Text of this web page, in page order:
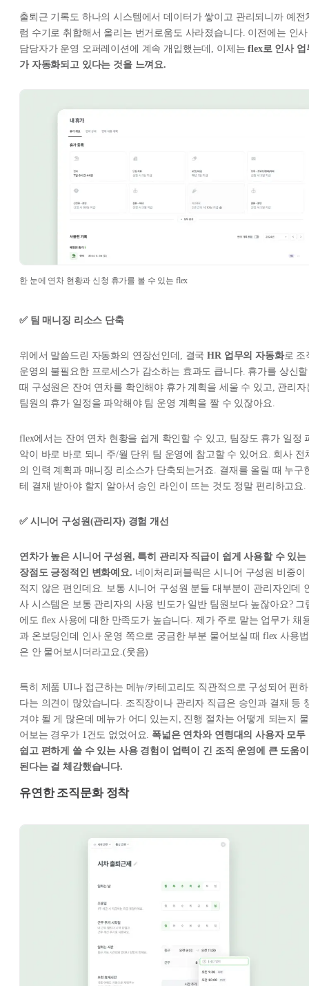
출퇴근 기록도 하나의 시스템에서 데이터가 쌓이고 관리되니까 예전
럼 수기로 취합해서 올리는 번거로움도 사라졌습니다. 이전에는 인사
담당자가 운영 오퍼레이션에 계속 개입했는데, 이제는flex로 인사 업
가 자동화되고 있다는 것을 느껴요.
한 눈에 연차 현황과 신청 휴가를 볼 수 있는 flex
✅ 팀 매니징 리소스 단축
위에서 말씀드린 자동화의 연장선인데, 결국HR 업무의 자동화로 조
운영의 불필요한 프로세스가 감소하는 효과도 큽니다. 휴가를 상신할
때 구성원은 잔여 연차를 확인해야 휴가 계획을 세울 수 있고, 관리자
팀원의 휴가 일정을 파악해야 팀 운영 계획을 짤 수 있잖아요.
flex에서는 잔여 연차 현황을 쉽게 확인할 수 있고, 팀장도 휴가 일정
악이 바로 바로 되니 주/월 단위 팀 운영에 참고할 수 있어요. 회사 전
의 인력 계획과 매니징 리소스가 단축되는거죠. 결재를 올릴 때 누구
테 결재 받아야 할지 알아서 승인 라인이 뜨는 것도 정말 편리하고요.
✅ 시니어 구성원(관리자) 경험 개선
연차가 높은 시니어 구성원, 특히 관리자 직급이 쉽게 사용할 수 있는
장점도 긍정적인 변화예요. 네이처리퍼블릭은 시니어 구성원 비중이
적지 않은 편인데요. 보통 시니어 구성원 분들 대부분이 관리자인데
사 시스템은 보통 관리자의 사용 빈도가 일반 팀원보다 높잖아요? 그
에도 flex 사용에 대한 만족도가 높습니다. 제가 주로 맡는 업무가 채
과 온보딩인데 인사 운영 쪽으로 궁금한 부분 물어보실 때 flex 사용법
은 안 물어보시더라고요.(웃음)
특히 제품 UI나 접근하는 메뉴/카테고리도 직관적으로 구성되어 편하
다는 의견이 많았습니다. 조직장이나 관리자 직급은 승인과 결재 등
겨야 될 게 많은데 메뉴가 어디 있는지, 진행 절차는 어떻게 되는지 물
어보는 경우가 1건도 없었어요. 폭넓은 연차와 연령대의 사용자 모두
쉽고 편하게 쓸 수 있는 사용 경험이 업력이 긴 조직 운영에 큰 도움이
된다는 걸 체감했습니다.
유연한 조직문화 정착